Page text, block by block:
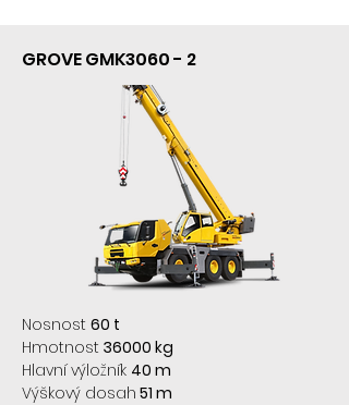
GROVE GMK3060 - 2
Nosnost 60 t
Hmotnost 36000 kg
Hlavní výložník 40 m
Výškový dosah 51 m